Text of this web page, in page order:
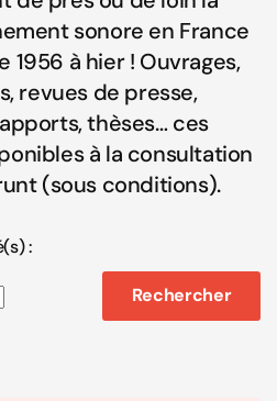
sonore en France
1956 à hier ! Ouvrages,
revues de presse,
thèses… ces
à la consultation
(sous conditions).
:
Rechercher